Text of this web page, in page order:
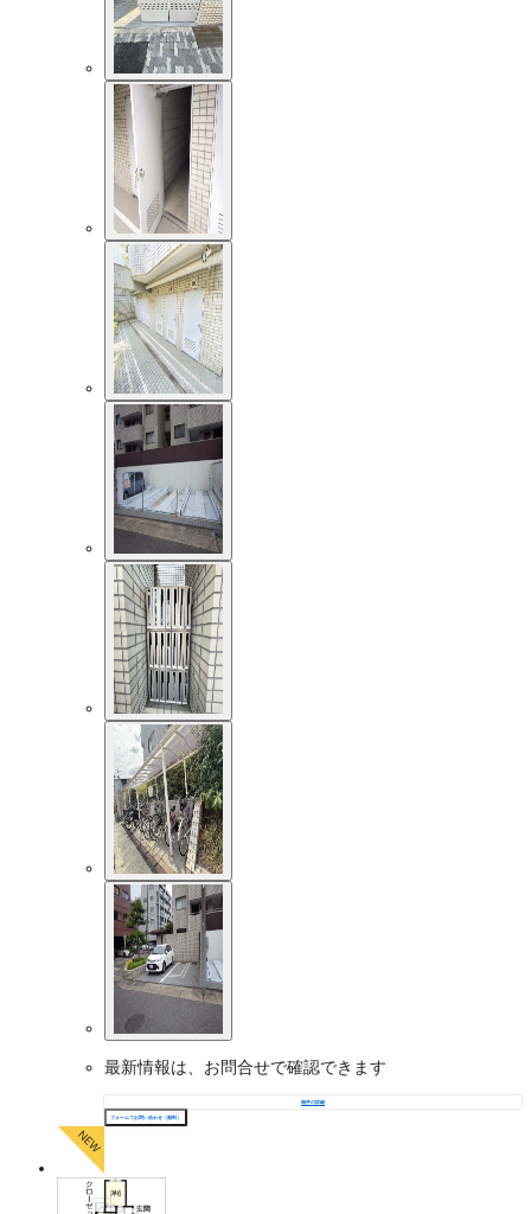
最新情報は、お問合せで確認できます
物件の詳細
フォームでお問い合わせ（無料）